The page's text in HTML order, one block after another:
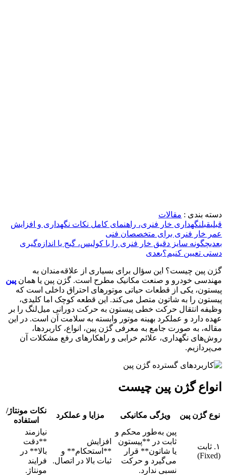
دسته بندی : مقالات
قبلیقبلنگهداری خار فنری، راهنمای کامل نکات نگهداری و افزایش
عمر خار فنری برای متخصصان فنی
بعدیچگونه سایز دقیق خار فنری را با کولیس، گیج یا اندازه‌گیری
دستی تعیین کنیم؟بعدی
گژن پین چیست؟ این سؤال برای بسیاری از علاقه‌مندان به
مهندسی خودرو و صنعت مکانیک مطرح است. گژن پین یا همان پین
پیستون، یکی از قطعات حیاتی موتورهای احتراق داخلی است که
پیستون را به شاتون متصل می‌کند. این قطعه کوچک اما کلیدی،
وظیفه انتقال حرکت خطی پیستون به حرکت دورانی میل‌لنگ را بر
عهده دارد و عملکرد بهینه موتور وابسته به سلامت آن است. در این
مقاله، به صورت جامع به معرفی گژن پین، انواع، کاربردها،
روش‌های نگهداری، علائم خرابی و راهکارهای رفع مشکلات آن
می‌پردازیم.
انواع گژن پین چیست
نوع گژن پین ویژگی مکانیکی مزایا و عملکرد
نکات مونتاژ/
استفاده
۱. ثابت
(Fixed)
پین به‌طور محکم و
ثابت در **پیستون
یا شاتون** قرار
می‌گیرد و حرکت
نسبی ندارد.
افزایش
**استحکام** و
ثبات بالا در اتصال.
نیازمند
**دقت
بالا** در
فرایند
مونتاژ.